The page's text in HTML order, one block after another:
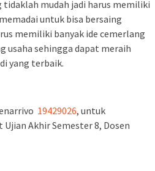
mudah jadi harus memiliki
untuk bisa bersaing
memiliki banyak ide cemerlang
usaha sehingga dapat meraih
yang terbaik.
19429026, untuk
Akhir Semester 8, Dosen